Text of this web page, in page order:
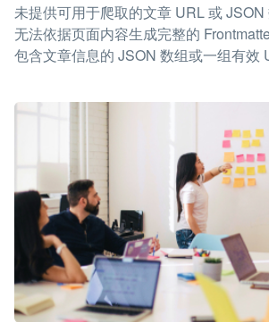
未提供可用于爬取的文章 URL 或
无法依据页面内容生成完整的
包含文章信息的 JSON 数组或一组有效